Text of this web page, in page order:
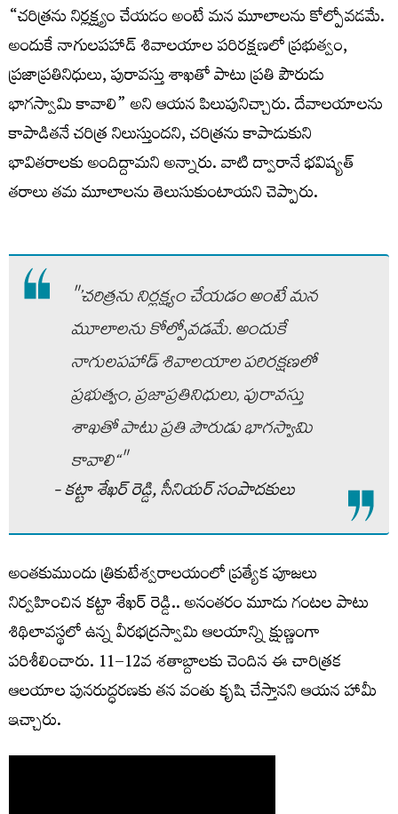
“చరిత్రను నిర్లక్ష్యం చేయడం అంటే మన మూలాలను కోల్పోవడమే.
అందుకే నాగులపహాడ్ శివాలయాల పరిరక్షణలో ప్రభుత్వం,
ప్రజాప్రతినిధులు, పురావస్తు శాఖతో పాటు ప్రతి పౌరుడు
భాగస్వామి కావాలి” అని ఆయన పిలుపునిచ్చారు. దేవాలయాలను
కాపాడితనే చరిత్ర నిలుస్తుందని, చరిత్రను కాపాడుకుని
భావితరాలకు అందిద్దామని అన్నారు. వాటి ద్వారానే భవిష్యత్‌
తరాలు తమ మూలాలను తెలుసుకుంటాయని చెప్పారు.
"’చరిత్రను నిర్లక్ష్యం చేయడం అంటే మన
మూలాలను కోల్పోవడమే. అందుకే
నాగులపహాడ్ శివాలయాల పరిరక్షణలో
ప్రభుత్వం, ప్రజాప్రతినిధులు, పురావస్తు
శాఖతో పాటు ప్రతి పౌరుడు భాగస్వామి
కావాలి‘‘"
- కట్టా శేఖర్‌ రెడ్డి, సీనియర్‌ సంపాదకులు
అంతకుముందు త్రికుటేశ్వరాలయంలో ప్రత్యేక పూజలు
నిర్వహించిన కట్టా శేఖర్ రెడ్డి.. అనంతరం మూడు గంటల పాటు
శిథిలావస్థలో ఉన్న వీరభద్రస్వామి ఆలయాన్ని క్షుణ్ణంగా
పరిశీలించారు. 11–12వ శతాబ్దాలకు చెందిన ఈ చారిత్రక
ఆలయాల పునరుద్ధరణకు తన వంతు కృషి చేస్తానని ఆయన హామీ
ఇచ్చారు.